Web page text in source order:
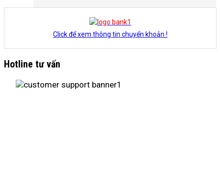
Click để xem thông tin chuyển khoản !
Hotline tư vấn